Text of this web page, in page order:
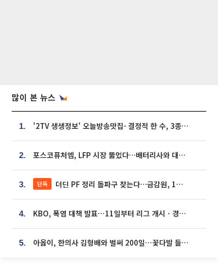
많이 본 뉴스
1. '2TV 생생정보' 오늘방송맛집- 결정적 한 수, 3종 메밀면! 메밀 소바 맛집 '의○○○○'
2. 포스코퓨처엠, LFP 시장 뚫었다…배터리사와 대규모 장기 공급 합의
3. 단독 더딘 PF 정리 돌파구 찾는다…금감원, 1년 반 만에 매각설명회 재개
4. KBO, 폭염 대책 발표⋯11일부터 리그 개시ㆍ경기 오후 7시 시작
5. 아옳이, 한의사 김형배와 벌써 200일⋯꽃다발 들고 "프러포즈 아냐"